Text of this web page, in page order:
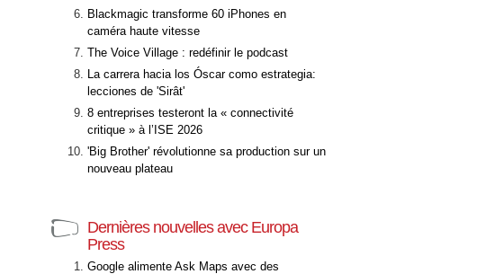
Blackmagic transforme 60 iPhones en
caméra haute vitesse
The Voice Village : redéfinir le podcast
La carrera hacia los Óscar como estrategia:
lecciones de 'Sirât'
8 entreprises testeront la « connectivité
critique » à l’ISE 2026
'Big Brother' révolutionne sa production sur un
nouveau plateau
Dernières nouvelles avec Europa
Press
Google alimente Ask Maps avec des